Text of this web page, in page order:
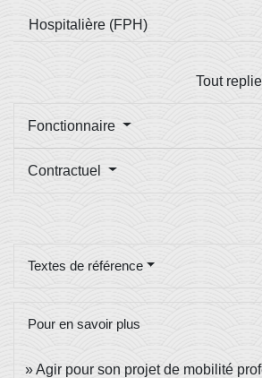
Hospitalière (FPH)
Tout
Fonctionnaire
Contractuel
Textes de référence
Pour en savoir plus
Agir pour son projet de mobilité